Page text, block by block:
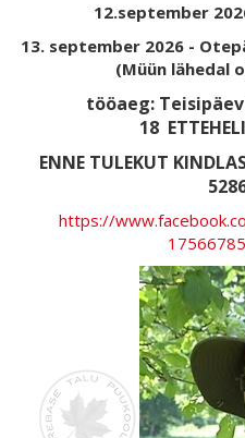
12.september
13. september 2026 -
(Müün lähedal
tööaeg:
18
ENNE TULEKUT
https://